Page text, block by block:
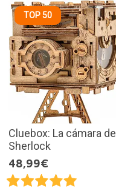
TOP 50
Cluebox: La cámara de
Sherlock
48,99€